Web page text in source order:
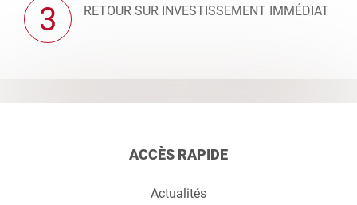
3 RETOUR SUR INVESTISSEMENT IMMÉDIAT
ACCÈS RAPIDE
Actualités